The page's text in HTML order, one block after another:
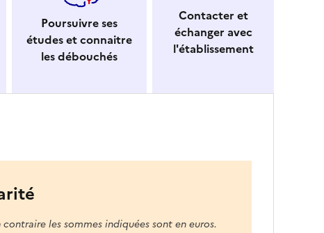
Poursuivre ses
études et connaitre
les débouchés
Contacter et
échanger avec
l'établissement
les sommes indiquées sont en euros.